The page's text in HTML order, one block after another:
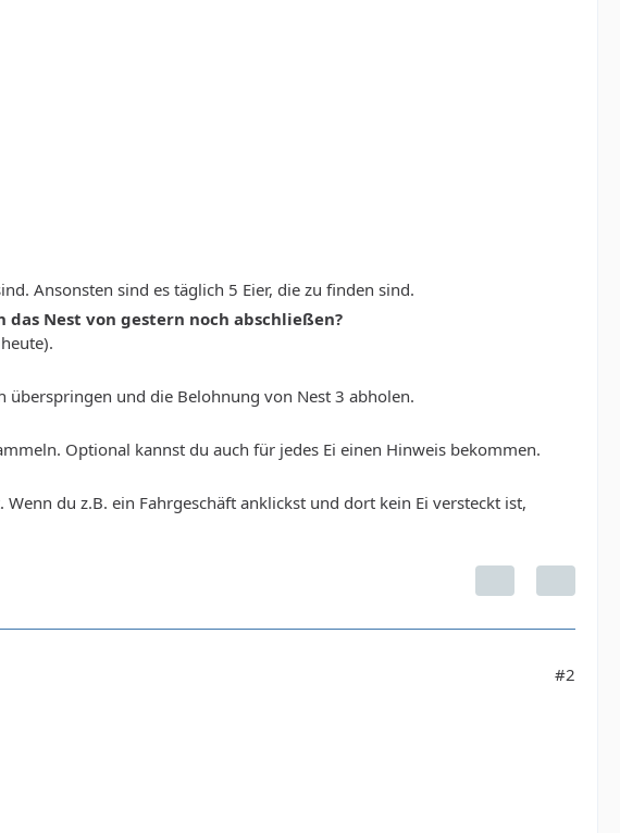
Ansonsten sind es täglich 5 Eier, die zu finden sind.
Nest von gestern noch abschließen?
überspringen und die Belohnung von Nest 3 abholen.
Optional kannst du auch für jedes Ei einen Hinweis bekommen.
du z.B. ein Fahrgeschäft anklickst und dort kein Ei versteckt ist,
#2